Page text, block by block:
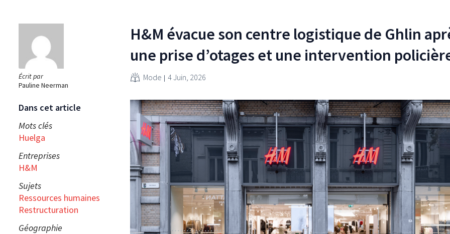
Écrit par
Pauline Neerman
Dans cet article
Mots clés
Huelga
Entreprises
H&M
Sujets
Ressources humaines
Restructuration
Géographie
H&M évacue son centre logistique de Ghlin
une prise d’otages et une intervention
Mode 4 Juin, 2026